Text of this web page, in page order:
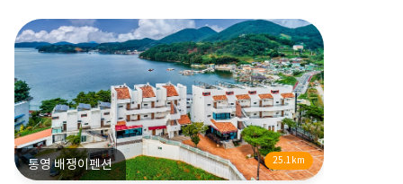
통영 배쟁이펜션 25.1km